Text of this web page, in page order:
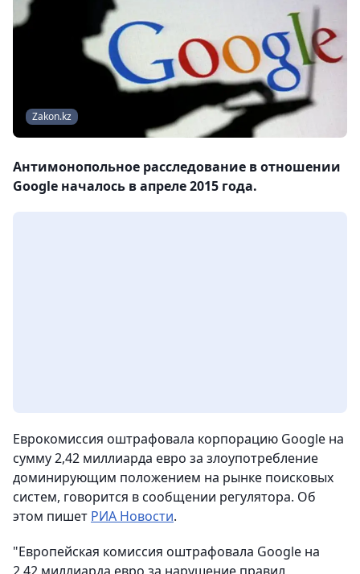
Zakon.kz
Антимонопольное расследование в отношении
Google началось в апреле 2015 года.
Еврокомиссия оштрафовала корпорацию Google на
сумму 2,42 миллиарда евро за злоупотребление
доминирующим положением на рынке поисковых
систем, говорится в сообщении регулятора. Об
этом пишет РИА Новости.
"Европейская комиссия оштрафовала Google на